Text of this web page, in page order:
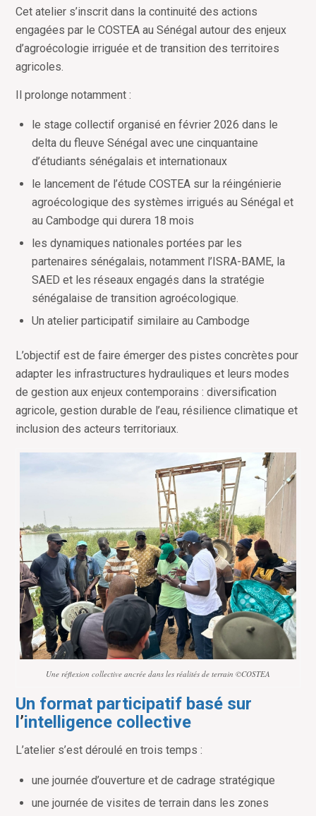
Cet atelier s’inscrit dans la continuité des actions
engagées par le COSTEA au Sénégal autour des enjeux
d’agroécologie irriguée et de transition des territoires
agricoles.
Il prolonge notamment :
le stage collectif organisé en février 2026 dans le
delta du fleuve Sénégal avec une cinquantaine
d’étudiants sénégalais et internationaux
le lancement de l’étude COSTEA sur la réingénierie
agroécologique des systèmes irrigués au Sénégal et
au Cambodge qui durera 18 mois
les dynamiques nationales portées par les
partenaires sénégalais, notamment l’ ISRA-BAME, la
SAED et les réseaux engagés dans la stratégie
sénégalaise de transition agroécologique.
Un atelier participatif similaire au Cambodge
L’objectif est de faire émerger des pistes concrètes pour
adapter les infrastructures hydrauliques et leurs modes
de gestion aux enjeux contemporains : diversification
agricole, gestion durable de l’eau, résilience climatique et
inclusion des acteurs territoriaux.
Une réflexion collective ancrée dans les réalités de terrain ©COSTEA
Un format participatif basé sur
’intelligence collective
L’atelier s’est déroulé en trois temps :
une journée d’ouverture et de cadrage stratégique
une journée de visites de terrain dans les zones